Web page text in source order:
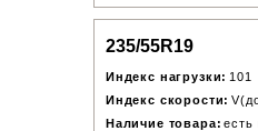
235/55R19
Индекс нагрузки: 101
Индекс скорости:
Наличие товара: есть